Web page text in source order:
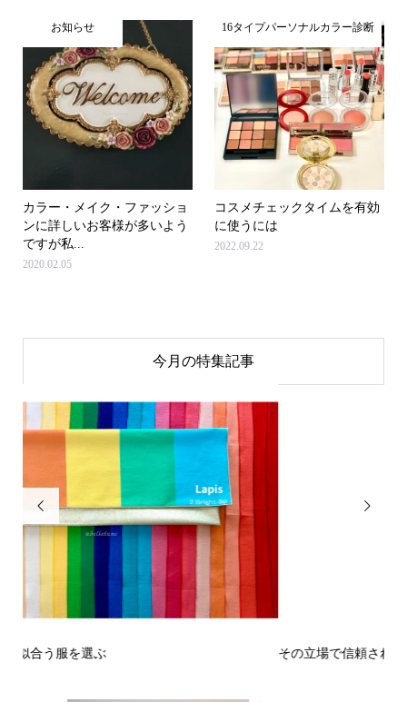
お知らせ
カラー・メイク・ファッショ
ンに詳しいお客様が多いよう
ですが私...
2020.02.05
16タイプパーソナルカラー診断
コスメチェックタイムを有効
に使うには
2022.09.22
今月の特集記事

その立場で信頼される見た目にするには？〜予告編〜
